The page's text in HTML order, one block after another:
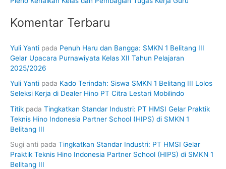
Komentar Terbaru
Yuli Yanti pada Penuh Haru dan Bangga: SMKN 1 Belitang III
Gelar Upacara Purnawiyata Kelas XII Tahun Pelajaran
2025/2026
Yuli Yanti pada Kado Terindah: Siswa SMKN 1 Belitang III Lolos
Seleksi Kerja di Dealer Hino PT Citra Lestari Mobilindo
Titik pada Tingkatkan Standar Industri: PT HMSI Gelar Praktik
Teknis Hino Indonesia Partner School (HIPS) di SMKN 1
Belitang III
Sugi anti pada Tingkatkan Standar Industri: PT HMSI Gelar
Praktik Teknis Hino Indonesia Partner School (HIPS) di SMKN 1
Belitang III